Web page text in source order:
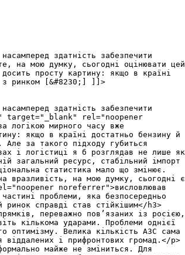
здатність забезпечити
на мою думку, сьогодні оцінювати цей
просту картину: якщо в країні
з ринком [&#8230;] ]]>
здатність забезпечити
" target="_blank" rel="noopener
логікою мирного часу вже
якщо в країні достатньо бензину й
за такого підходу губиться
і логістиці я б розглядав не лише як
загальний ресурс, стабільний імпорт
статистика мало що змінює.
вразливість, на мою думку, сьогодні є
noreferrer">висловлював
проблеми, яка безпосередньо
ринок справді став стійкішим</h3>
переважно пов’язаних із росією,
кількома ударами. Проблеми однієї
оптимізму. Велика кількість АЗС сама
і прифронтових громад.</p>
майже не зміниться. Для